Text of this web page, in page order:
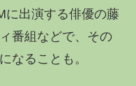
に出演する俳優の藤
番組などで、その
なることも。